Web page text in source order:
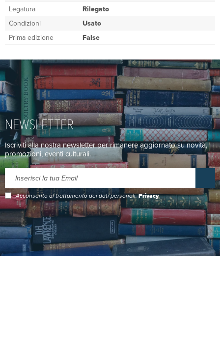
Legatura
Rilegato
Condizioni
Usato
Prima edizione
False
NEWSLETTER
Iscriviti alla nostra newsletter per rimanere aggiornato su novità,
promozioni, eventi culturali.
Acconsento al trattamento dei dati personali.Privacy